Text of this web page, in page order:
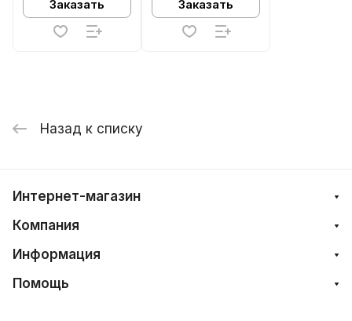
Заказать Заказать
Назад к списку
Интернет-магазин
Компания
Информация
Помощь